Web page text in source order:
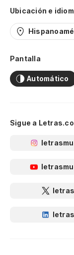
Ubicación e
Pantalla
Automático
Sigue a
letras
letras